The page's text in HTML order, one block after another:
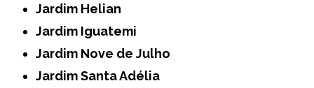
Jardim Helian
Jardim Iguatemi
Jardim Nove de Julho
Jardim Santa Adélia